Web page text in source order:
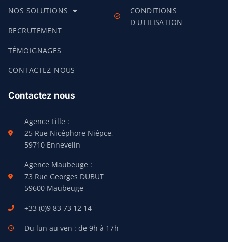
NOS SOLUTIONS
RECRUTEMENT
TÉMOIGNAGES
CONTACTEZ-NOUS
CONDITIONS
D'UTILISATION
Contactez nous
Agence Lille :
25 Rue Nicéphore Niépce,
59710 Ennevelin
Agence Maubeuge :
73 Rue Georges DUBUT
59600 Maubeuge
+33 (0)9 83 73 12 14
Du lun au ven : de 9h à 17h